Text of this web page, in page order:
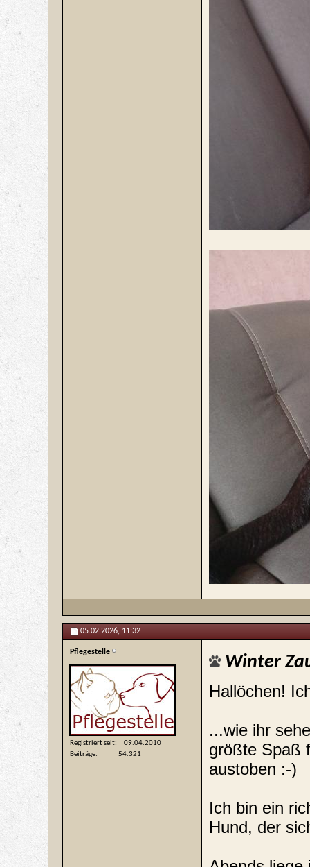
05.02.2026, 11:32
Pflegestelle
Registriert seit
09.04.2010
Beiträge
54.321
Winter
Hallöchen!
...wie ihr
größte Spaß
austoben :-)
Ich bin ein
Hund, der